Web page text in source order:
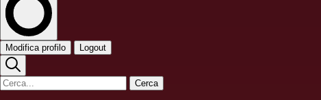
Modifica profilo Logout
Cerca